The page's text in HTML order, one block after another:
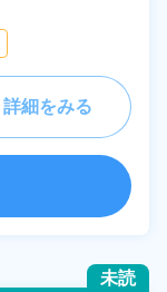
詳細をみる
未読